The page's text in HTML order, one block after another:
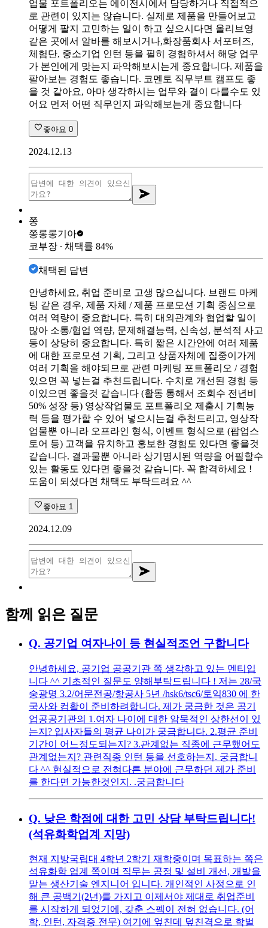
업물 포트폴리오는 에이전시에서 담당하거나 직접적으
로 관련이 있지는 않습니다. 실제로 제품을 만들어보고
어떻게 팔지 고민하는 일이 하고 싶으시다면 올리브영
같은 곳에서 알바를 해보시거나,화장품회사 서포터즈,
체험단, 중소기업 인턴 등을 필히 경험하셔서 해당 업무
가 본인에게 맞는지 파악해보시는게 중요합니다. 제품을
팔아보는 경험도 좋습니다. 코멘토 직무부트 캠프도 좋
을 것 같아요, 아마 생각하시는 업무와 결이 다를수도 있
어요 먼저 어떤 직무인지 파악해보는게 중요합니다
좋아요 0
2024.12.13
쫑
쫑롱롱기아
코부장 ∙ 채택률 84%
채택된 답변
안녕하세요, 취업 준비로 고생 많으십니다. 브랜드 마케
팅 같은 경우, 제품 자체 / 제품 프로모션 기획 중심으로
여러 역량이 중요합니다. 특히 대외관계와 협업할 일이
많아 소통/협업 역량, 문제해결능력, 신속성, 분석적 사고
등이 상당히 중요합니다. 특히 짧은 시간안에 여러 제품
에 대한 프로모션 기획, 그리고 상품자체에 집중이가게
여러 기획을 해야되므로 관련 마케팅 포트폴리오 / 경험
있으면 꼭 넣는걸 추천드립니다. 수치로 개선된 경험 등
이있으면 좋을것 같습니다 (활동 통해서 조회수 전년비
50% 성장 등) 영상작업물도 포트폴리오 제출시 기획능
력 등을 평가할 수 있어 넣으시는걸 추천드리고, 영상작
업물뿐 아니라 오프라인 형식, 이벤트 형식으로 (팝업스
토어 등) 고객을 유치하고 홍보한 경험도 있다면 좋을것
같습니다. 결과물뿐 아니라 상기명시된 역량을 어필할수
있는 활동도 있다면 좋을것 같습니다. 꼭 합격하세요 !
도움이 되셨다면 채택도 부탁드려요 ^^
좋아요 1
2024.12.09
함께 읽은 질문
Q. 공기업 여자나이 등 현실적조언 구합니다
안녕하세요, 공기업 공공기관 쪽 생각하고 있는 멘티입
니다 ^^ 기초적인 질문도 양해부탁드립니다 ! 저는 28/국
숭광명 3.2/어문전공/항공사 5년 /hsk6/tsc6/토익830 에 한
국사와 컴활이 준비하려합니다. 제가 궁금한 것은 공기
업공공기관의 1.여자 나이에 대한 암묵적인 상한선이 있
는지? 입사자들의 평균 나이가 궁금합니다. 2.평균 준비
기간이 어느정도되는지? 3.관계없는 직종에 근무했어도
관계없는지? 관련직종 인턴 등을 선호하는지. 궁금합니
다 ^^ 현실적으로 전혀다른 분야에 근무하던 제가 준비
를 한다면 가능한것인지. .궁금합니다
Q. 낮은 학점에 대한 고민 상담 부탁드립니다!
(석유화학업계 지망)
현재 지방국립대 4학년 2학기 재학중이며 목표하는 쪽은
석유화학 업계 쪽이며 직무는 공정 및 설비 개선, 개발을
맡는 생산기술 엔지니어 입니다. 개인적인 사정으로 인
해 큰 공백기(2년)를 가지고 이제서야 제대로 취업준비
를 시작하게 되었기에, 갖춘 스펙이 전혀 없습니다. (어
학, 인턴, 자격증 전무) 여기에 엎친데 덮친격으로 학벌